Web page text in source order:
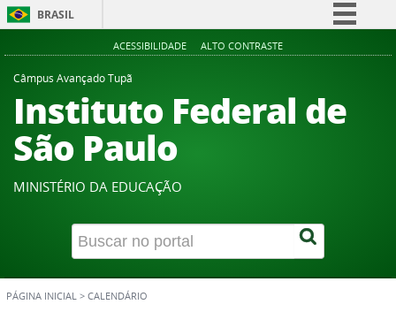
BRASIL
Simplifique!
Participe
Acesso à informação
ACESSIBILIDADE ALTO CONTRASTE
Câmpus Avançado Tupã
Instituto Federal de
São Paulo
MINISTÉRIO DA EDUCAÇÃO
PÁGINA INICIAL > CALENDÁRIO